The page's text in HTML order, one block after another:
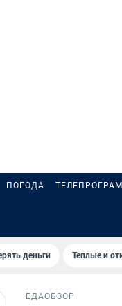
ПОГОДА
деньги Теплые и
ЕДАОБЗОР